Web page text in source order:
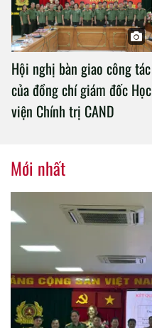
Hội nghị bàn giao công tác
của đồng chí giám đốc Học
viện Chính trị CAND
Mới nhất